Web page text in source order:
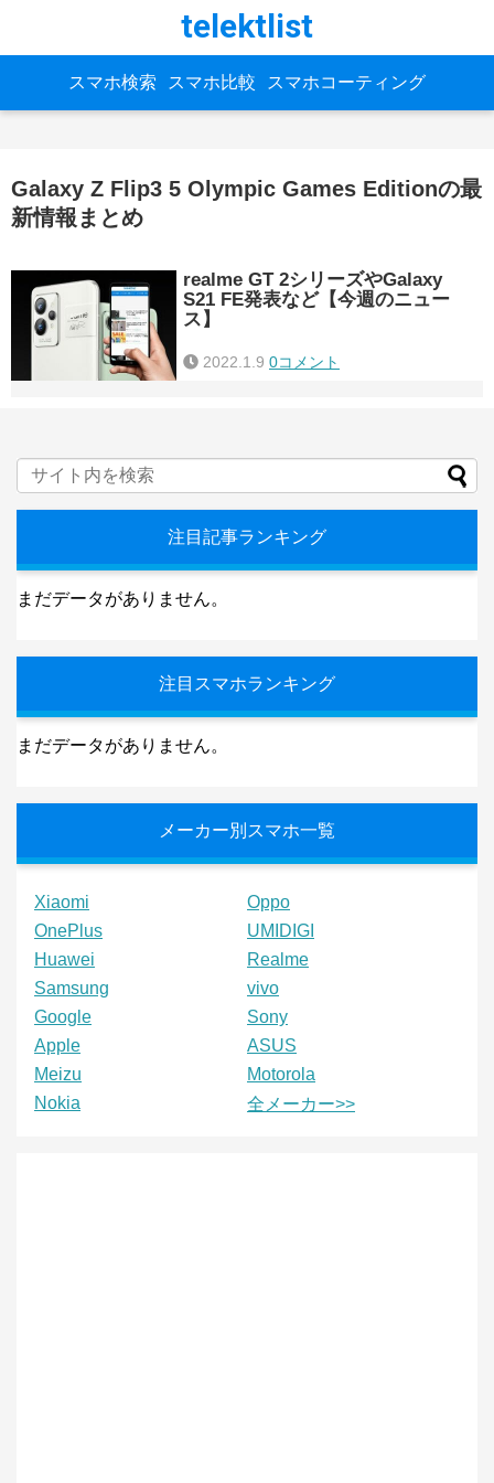
telektlist
スマホ検索 スマホ比較 スマホコーティング
Galaxy Z Flip3 5 Olympic Games Editionの最
新情報まとめ
realme GT 2シリーズやGalaxy
S21 FE発表など【今週のニュー
ス】
2022.1.9 0コメント
注目記事ランキング
まだデータがありません。
注目スマホランキング
まだデータがありません。
メーカー別スマホ一覧
Xiaomi
Oppo
OnePlus
UMIDIGI
Huawei
Realme
Samsung
vivo
Google
Sony
Apple
ASUS
Meizu
Motorola
Nokia
全メーカー>>